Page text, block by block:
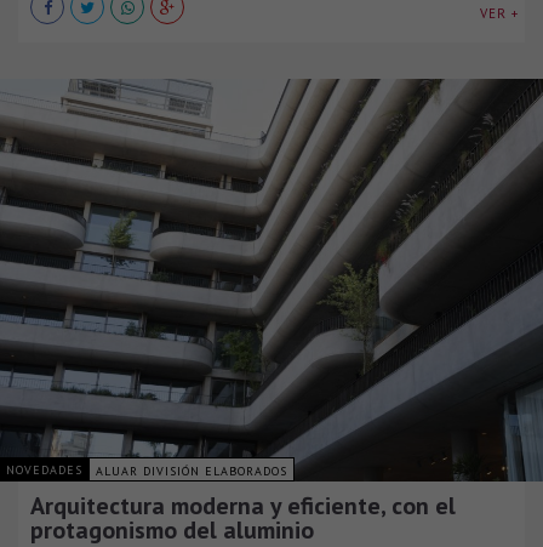
VER +
NOVEDADES ALUAR DIVISIÓN ELABORADOS
Arquitectura moderna y eficiente, con el
protagonismo del aluminio